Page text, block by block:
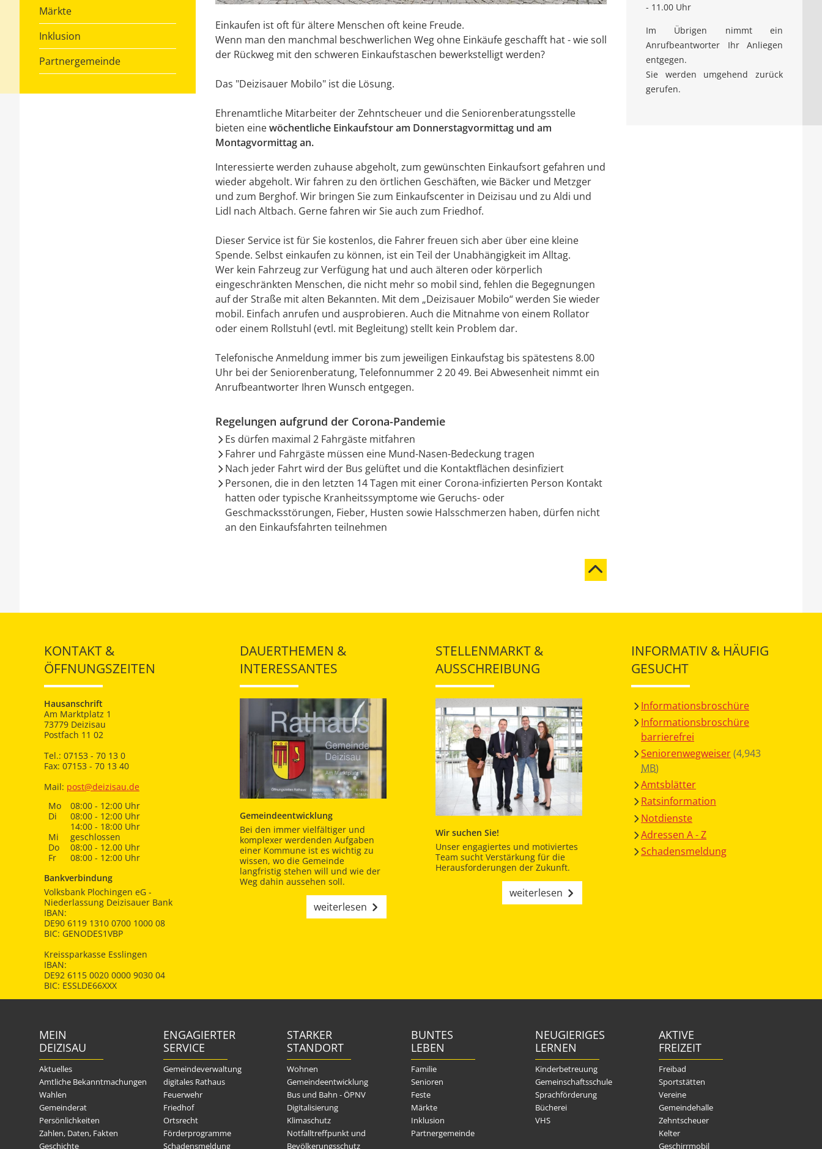
Märkte
Inklusion
Partnergemeinde
Einkaufen ist oft für ältere Menschen oft keine Freude.
Wenn man den manchmal beschwerlichen Weg ohne Einkäufe geschafft hat - wie soll
der Rückweg mit den schweren Einkaufstaschen bewerkstelligt werden?
Das "Deizisauer Mobilo" ist die Lösung.
Ehrenamtliche Mitarbeiter der Zehntscheuer und die Seniorenberatungsstelle
bieten einewöchentliche Einkaufstour am Donnerstagvormittag und am
Montagvormittag an.
Interessierte werden zuhause abgeholt, zum gewünschten Einkaufsort gefahren und
wieder abgeholt. Wir fahren zu den örtlichen Geschäften, wie Bäcker und Metzger
und zum Berghof. Wir bringen Sie zum Einkaufscenter in Deizisau und zu Aldi und
Lidl nach Altbach. Gerne fahren wir Sie auch zum Friedhof.
Dieser Service ist für Sie kostenlos, die Fahrer freuen sich aber über eine kleine
Spende. Selbst einkaufen zu können, ist ein Teil der Unabhängigkeit im Alltag.
Wer kein Fahrzeug zur Verfügung hat und auch älteren oder körperlich
eingeschränkten Menschen, die nicht mehr so mobil sind, fehlen die Begegnungen
auf der Straße mit alten Bekannten. Mit dem „Deizisauer Mobilo“ werden Sie wieder
mobil. Einfach anrufen und ausprobieren. Auch die Mitnahme von einem Rollator
oder einem Rollstuhl (evtl. mit Begleitung) stellt kein Problem dar.
Telefonische Anmeldung immer bis zum jeweiligen Einkaufstag bis spätestens 8.00
Uhr bei der Seniorenberatung, Telefonnummer 2 20 49. Bei Abwesenheit nimmt ein
Anrufbeantworter Ihren Wunsch entgegen.
Regelungen aufgrund der Corona-Pandemie
Es dürfen maximal 2 Fahrgäste mitfahren
Fahrer und Fahrgäste müssen eine Mund-Nasen-Bedeckung tragen
Nach jeder Fahrt wird der Bus gelüftet und die Kontaktflächen desinfiziert
Personen, die in den letzten 14 Tagen mit einer Corona-infizierten Person Kontakt
hatten oder typische Kranheitssymptome wie Geruchs- oder
Geschmacksstörungen, Fieber, Husten sowie Halsschmerzen haben, dürfen nicht
an den Einkaufsfahrten teilnehmen
- 11.00 Uhr
Im Übrigen nimmt ein
Anrufbeantworter Ihr Anliegen
entgegen.
Sie werden umgehend zurück
gerufen.
KONTAKT &
ÖFFNUNGSZEITEN
Hausanschrift
Am Marktplatz 1
73779 Deizisau
Postfach 11 02
Tel.: 07153 - 70 13 0
Fax: 07153 - 70 13 40
Mail: post@deizisau.de
Mo
08:00 - 12:00 Uhr
Di
08:00 - 12:00 Uhr
14:00 - 18:00 Uhr
Mi
geschlossen
Do
08:00 - 12.00 Uhr
Fr
08:00 - 12:00 Uhr
Bankverbindung
Volksbank Plochingen eG -
Niederlassung Deizisauer Bank
IBAN:
DE90 6119 1310 0700 1000 08
BIC: GENODES1VBP
Kreissparkasse Esslingen
IBAN:
DE92 6115 0020 0000 9030 04
BIC: ESSLDE66XXX
DAUERTHEMEN &
INTERESSANTES
Gemeindeentwicklung
Bei den immer vielfältiger und
komplexer werdenden Aufgaben
einer Kommune ist es wichtig zu
wissen, wo die Gemeinde
langfristig stehen will und wie der
Weg dahin aussehen soll.
weiterlesen
STELLENMARKT &
AUSSCHREIBUNG
Wir suchen Sie!
Unser engagiertes und motiviertes
Team sucht Verstärkung für die
Herausforderungen der Zukunft.
weiterlesen
INFORMATIV & HÄUFIG
GESUCHT
Informationsbroschüre
Informationsbroschüre
barrierefrei
Seniorenwegweiser(4,943
MB)
Amtsblätter
Ratsinformation
Notdienste
Adressen A - Z
Schadensmeldung
MEIN
DEIZISAU
Aktuelles
Amtliche Bekanntmachungen
Wahlen
Gemeinderat
Persönlichkeiten
Zahlen, Daten, Fakten
Geschichte
ENGAGIERTER
SERVICE
Gemeindeverwaltung
digitales Rathaus
Feuerwehr
Friedhof
Ortsrecht
Förderprogramme
Schadensmeldung
STARKER
STANDORT
Wohnen
Gemeindeentwicklung
Bus und Bahn - ÖPNV
Digitalisierung
Klimaschutz
Notfalltreffpunkt und
Bevölkerungsschutz
BUNTES
LEBEN
Familie
Senioren
Feste
Märkte
Inklusion
Partnergemeinde
NEUGIERIGES
LERNEN
Kinderbetreuung
Gemeinschaftsschule
Sprachförderung
Bücherei
VHS
AKTIVE
FREIZEIT
Freibad
Sportstätten
Vereine
Gemeindehalle
Zehntscheuer
Kelter
Geschirrmobil